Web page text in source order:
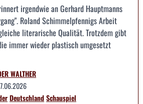
irgendwie an Gerhard Hauptmanns
Roland Schimmelpfennigs Arbeit
literarische Qualität. Trotzdem gibt
immer wieder plastisch umgesetzt
WALTHER
DeutschlandSchauspiel